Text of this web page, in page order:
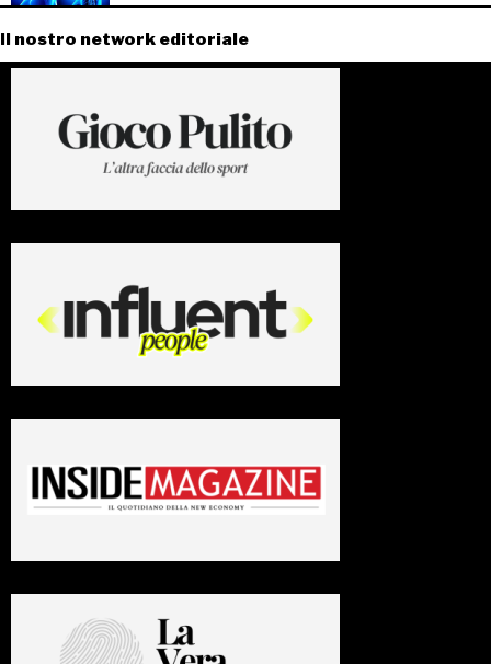
Il nostro network editoriale